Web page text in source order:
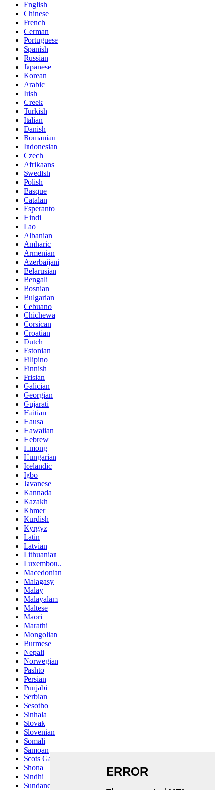
English
Chinese
French
German
Portuguese
Spanish
Russian
Japanese
Korean
Arabic
Irish
Greek
Turkish
Italian
Danish
Romanian
Indonesian
Czech
Afrikaans
Swedish
Polish
Basque
Catalan
Esperanto
Hindi
Lao
Albanian
Amharic
Armenian
Azerbaijani
Belarusian
Bengali
Bosnian
Bulgarian
Cebuano
Chichewa
Corsican
Croatian
Dutch
Estonian
Filipino
Finnish
Frisian
Galician
Georgian
Gujarati
Haitian
Hausa
Hawaiian
Hebrew
Hmong
Hungarian
Icelandic
Igbo
Javanese
Kannada
Kazakh
Khmer
Kurdish
Kyrgyz
Latin
Latvian
Lithuanian
Luxembou..
Macedonian
Malagasy
Malay
Malayalam
Maltese
Maori
Marathi
Mongolian
Burmese
Nepali
Norwegian
Pashto
Persian
Punjabi
Serbian
Sesotho
Sinhala
Slovak
Slovenian
Somali
Samoan
Scots Gaelic
Shona
Sindhi
Sundanese